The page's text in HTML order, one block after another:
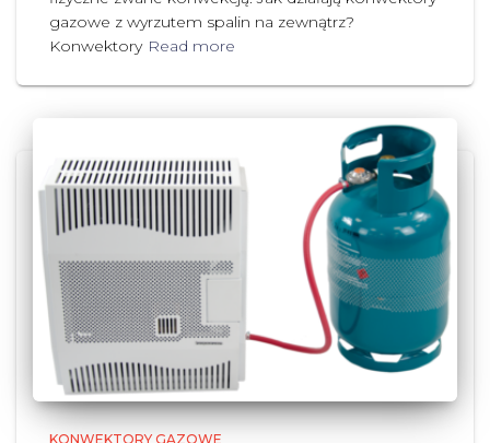
gazowe z wyrzutem spalin na zewnątrz?
Konwektory Read more
KONWEKTORY GAZOWE